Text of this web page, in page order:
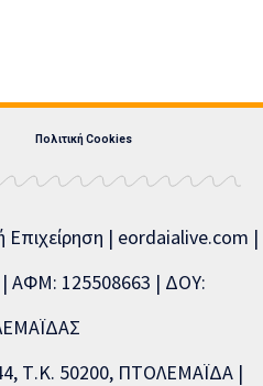
Πολιτική Cookies
Επιχείρηση | eordaialive.com |
ΑΦΜ: 125508663 | ΔΟΥ:
Τ.Κ. 50200, ΠΤΟΛΕΜΑΪΔΑ |